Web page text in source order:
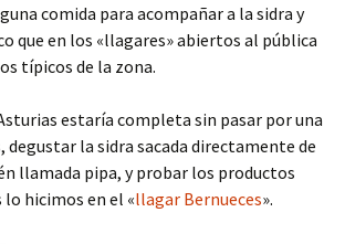
comida para acompañar a la sidra y
que en los «llagares» abiertos al pública
típicos de la zona.
estaría completa sin pasar por una
degustar la sidra sacada directamente de
llamada pipa, y probar los productos
hicimos en el «llagar Bernueces».